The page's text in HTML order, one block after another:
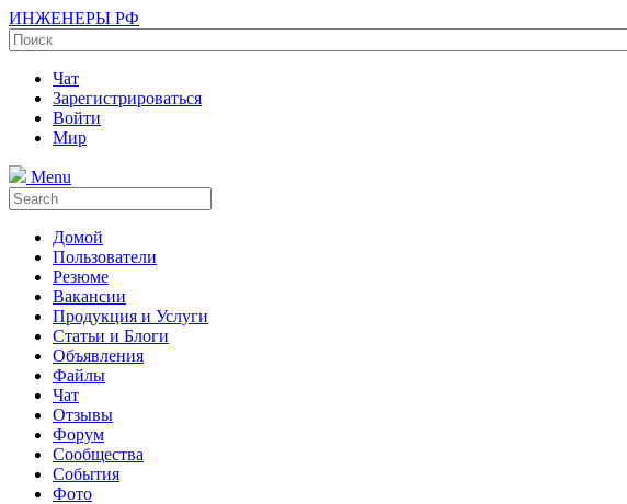
ИНЖЕНЕРЫ РФ
Чат
Зарегистрироваться
Войти
Мир
Menu
Домой
Пользователи
Резюме
Вакансии
Продукция и Услуги
Статьи и Блоги
Объявления
Файлы
Чат
Отзывы
Форум
Сообщества
События
Фото